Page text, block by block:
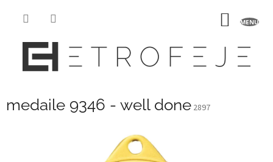
medaile 9346 - well done 2897